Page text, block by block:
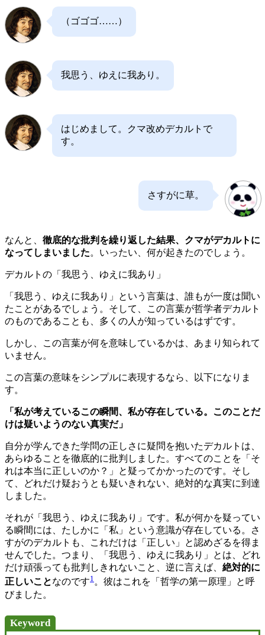
（ゴゴゴ……）
我思う、ゆえに我あり。
はじめまして。クマ改めデカルトで
す。
さすがに草。
なんと、 徹底的な批判を繰り返した結果、クマがデカルトに
なってしまいました。いったい、何が起きたのでしょう。
デカルトの「我思う、ゆえに我あり」
「我思う、ゆえに我あり」という言葉は、誰もが一度は聞い
たことがあるでしょう。そして、この言葉が哲学者デカルト
のものであることも、多くの人が知っているはずです。
しかし、この言葉が何を意味しているかは、あまり知られて
いません。
この言葉の意味をシンプルに表現するなら、以下になりま
す。
「私が考えているこの瞬間、私が存在している。このことだ
けは疑いようのない真実だ」
自分が学んできた学問の正しさに疑問を抱いたデカルトは、
あらゆることを徹底的に批判しました。すべてのことを「そ
れは本当に正しいのか？」と疑ってかかったのです。そし
て、どれだけ疑おうとも疑いきれない、絶対的な真実に到達
しました。
それが「我思う、ゆえに我あり」です。私が何かを疑ってい
る瞬間には、たしかに「私」という意識が存在している。さ
すがのデカルトも、これだけは「正しい」と認めざるを得ま
せんでした。つまり、「我思う、ゆえに我あり」とは、どれ
だけ頑張っても批判しきれないこと、逆に言えば、 絶対的に
正しいことなのです1。彼はこれを「哲学の第一原理」と呼
びました。
Keyword